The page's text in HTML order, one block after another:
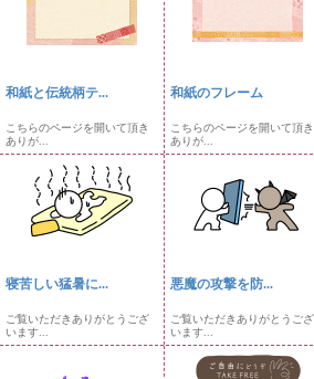
和紙と伝統柄テ...
こちらのページを開いて頂き
ありが...
和紙のフレーム
こちらのページを開いて頂き
ありが...
寝苦しい猛暑に...
ご覧いただきありがとうござ
います...
悪魔の攻撃を防...
ご覧いただきありがとうござ
います...